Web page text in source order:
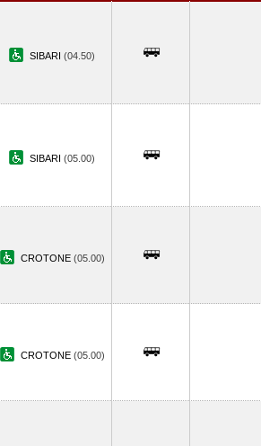
SIBARI (04.50)
SIBARI (05.00)
CROTONE (05.00)
CROTONE (05.00)